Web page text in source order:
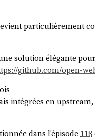
{{.Release.Name}}
particulièrement
solution élégante
github.com/open-
intégrées en
dans l'épisode 118